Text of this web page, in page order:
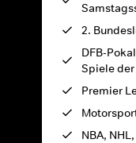
2.
DFB-
Spiele
Premier
NBA,